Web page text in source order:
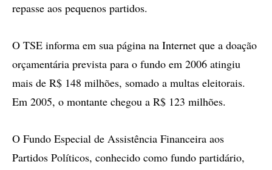
repasse aos pequenos partidos.
O TSE informa em sua página na Internet que a doação
orçamentária prevista para o fundo em 2006 atingiu
mais de R$ 148 milhões, somado a multas eleitorais.
Em 2005, o montante chegou a R$ 123 milhões.
O Fundo Especial de Assistência Financeira aos
Partidos Políticos, conhecido como fundo partidário,